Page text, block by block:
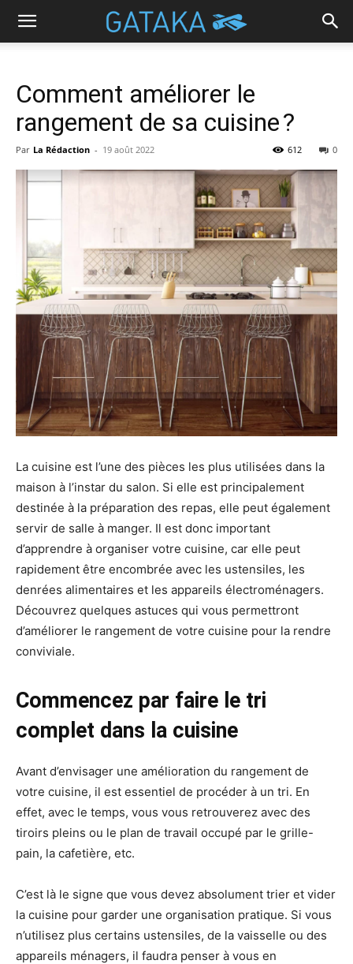
Comment améliorer le
rangement de sa cuisine ?
Par La Rédaction - 19 août 2022 0
612
La cuisine est l’une des pièces les plus utilisées dans la
maison à l’instar du salon. Si elle est principalement
destinée à la préparation des repas, elle peut également
servir de salle à manger. Il est donc important
d’apprendre à organiser votre cuisine, car elle peut
rapidement être encombrée avec les ustensiles, les
denrées alimentaires et les appareils électroménagers.
Découvrez quelques astuces qui vous permettront
d’améliorer le rangement de votre cuisine pour la rendre
conviviale.
Commencez par faire le tri
complet dans la cuisine
Avant d’envisager une amélioration du rangement de
votre cuisine, il est essentiel de procéder à un tri. En
effet, avec le temps, vous vous retrouverez avec des
tiroirs pleins ou le plan de travail occupé par le grille-
pain, la cafetière, etc.
C’est là le signe que vous devez absolument trier et vider
la cuisine pour garder une organisation pratique. Si vous
n’utilisez plus certains ustensiles, de la vaisselle ou des
appareils ménagers, il faudra penser à vous en